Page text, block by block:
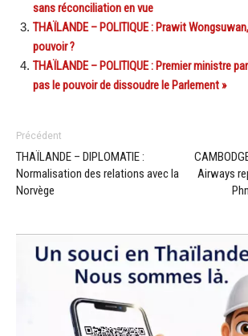
sans réconciliation en vue
THAÏLANDE – POLITIQUE : Prawit
pouvoir ?
THAÏLANDE – POLITIQUE : Premier ministre
pas le pouvoir de dissoudre le Parlement »
Précédent
THAÏLANDE – DIPLOMATIE :
Normalisation des relations avec la
Norvège
Airways